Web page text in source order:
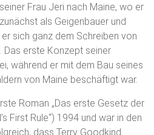
seiner Frau Jeri nach Maine, wo er
zunächst als Geigenbauer und
sich ganz dem Schreiben von
Das erste Konzept seiner
während er mit dem Bau seines
von Maine beschäftigt war.
Roman „Das erste Gesetz der
First Rule“) 1994 und war in den
dass Terry Goodkind